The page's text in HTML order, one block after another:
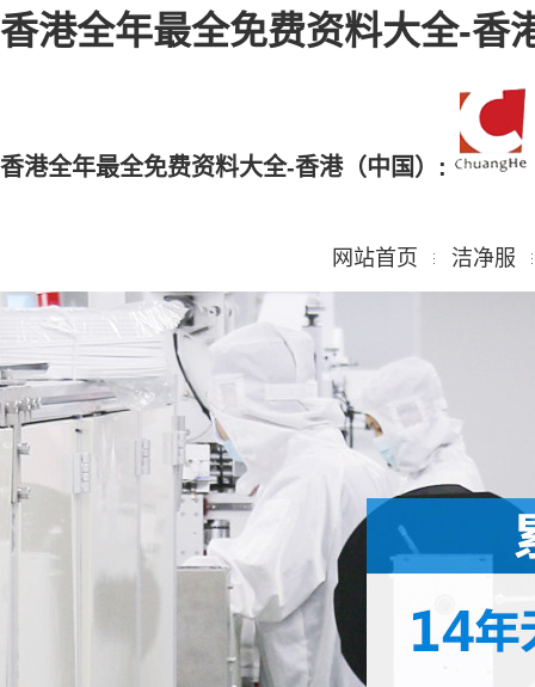
香港全年最全免费资料大全-香
香港全年最全免费资料大全-香港（中国）:
网站首页 洁净服